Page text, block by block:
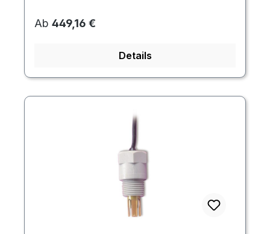
Regulärer Preis:
Ab 449,16 €
Details